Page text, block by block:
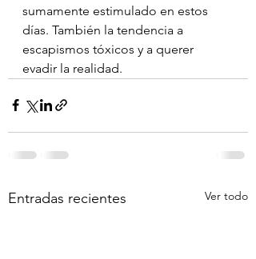
sumamente estimulado en estos
días. También la tendencia a
escapismos tóxicos y a querer
evadir la realidad.
Entradas recientes Ver todo